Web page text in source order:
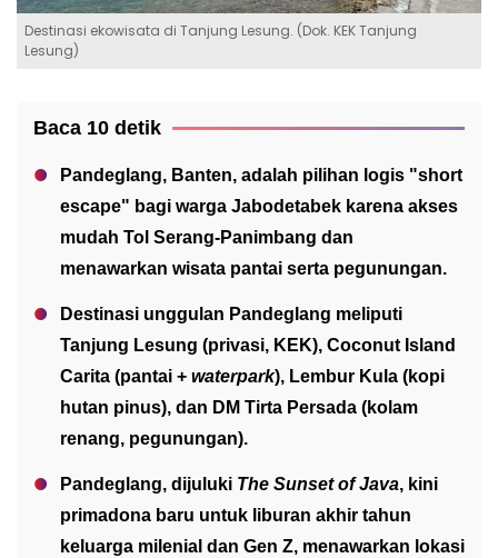
Destinasi ekowisata di Tanjung Lesung. (Dok. KEK Tanjung
Lesung)
Baca 10 detik
Pandeglang, Banten, adalah pilihan logis "short
escape" bagi warga Jabodetabek karena akses
mudah Tol Serang-Panimbang dan
menawarkan wisata pantai serta pegunungan.
Destinasi unggulan Pandeglang meliputi
Tanjung Lesung (privasi, KEK), Coconut Island
Carita (pantai + waterpark), Lembur Kula (kopi
hutan pinus), dan DM Tirta Persada (kolam
renang, pegunungan).
Pandeglang, dijuluki The Sunset of Java, kini
primadona baru untuk liburan akhir tahun
keluarga milenial dan Gen Z, menawarkan lokasi